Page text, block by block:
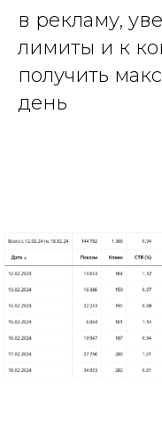
в рекламу,
лимиты и к
получить
день